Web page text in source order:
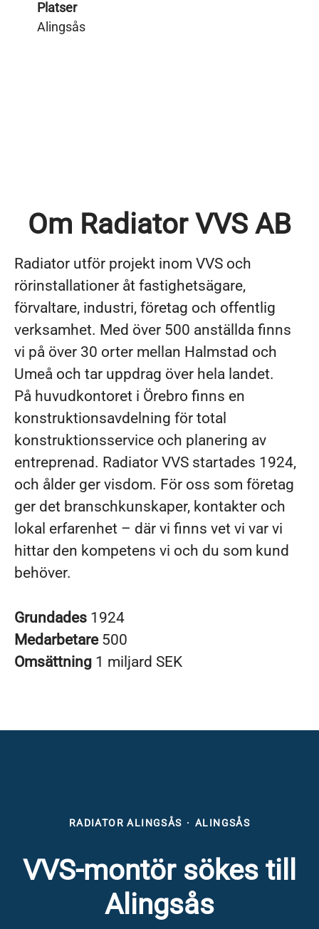
Platser
Alingsås
Om Radiator VVS AB
Radiator utför projekt inom VVS och
rörinstallationer åt fastighetsägare,
förvaltare, industri, företag och offentlig
verksamhet. Med över 500 anställda finns
vi på över 30 orter mellan Halmstad och
Umeå och tar uppdrag över hela landet.
På huvudkontoret i Örebro finns en
konstruktionsavdelning för total
konstruktionsservice och planering av
entreprenad. Radiator VVS startades 1924,
och ålder ger visdom. För oss som företag
ger det branschkunskaper, kontakter och
lokal erfarenhet – där vi finns vet vi var vi
hittar den kompetens vi och du som kund
behöver.
Grundades 1924
Medarbetare 500
Omsättning 1 miljard SEK
RADIATOR ALINGSÅS · ALINGSÅS
VVS-montör sökes till
Alingsås